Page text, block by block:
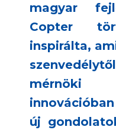
magyar
Copter
inspirálta,
mérnöki
új